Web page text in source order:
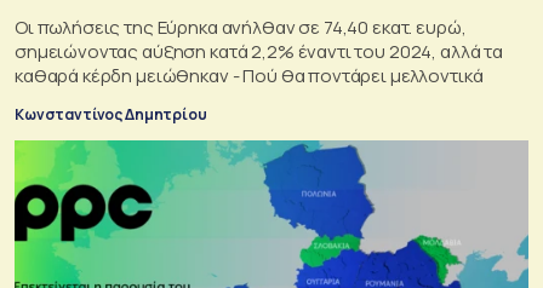
Οι πωλήσεις της Εύρηκα ανήλθαν σε 74,40 εκατ. ευρώ,
σημειώνοντας αύξηση κατά 2,2% έναντι του 2024, αλλά τα
καθαρά κέρδη μειώθηκαν - Πού θα ποντάρει μελλοντικά
Κωνσταντίνος Δημητρίου